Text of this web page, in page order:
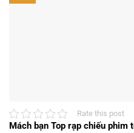
Rate this post
Mách bạn Top rạp chiếu phim